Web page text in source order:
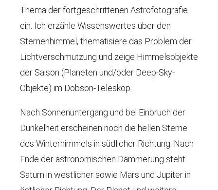
Thema der fortgeschrittenen Astrofotografie
ein. Ich erzähle Wissenswertes über den
Sternenhimmel, thematisiere das Problem der
Lichtverschmutzung und zeige Himmelsobjekte
der Saison (Planeten und/oder Deep-Sky-
Objekte) im Dobson-Teleskop.
Nach Sonnenuntergang und bei Einbruch der
Dunkelheit erscheinen noch die hellen Sterne
des Winterhimmels in südlicher Richtung. Nach
Ende der astronomischen Dämmerung steht
Saturn in westlicher sowie Mars und Jupiter in